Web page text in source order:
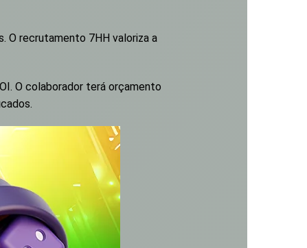
O recrutamento 7HH valoriza a
O colaborador terá orçamento